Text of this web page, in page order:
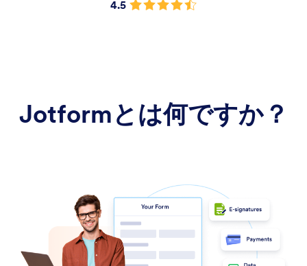
4.5
Jotformとは何ですか？